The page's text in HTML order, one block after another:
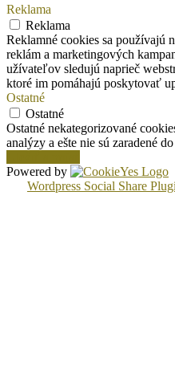
Reklama
Reklama
Reklamné cookies sa používajú
reklám a marketingových
užívateľov sledujú naprieč
ktoré im pomáhajú poskytovať
Ostatné
Ostatné
Ostatné nekategorizované
analýzy a ešte nie sú zaradené
Powered by
Wordpress Social Share